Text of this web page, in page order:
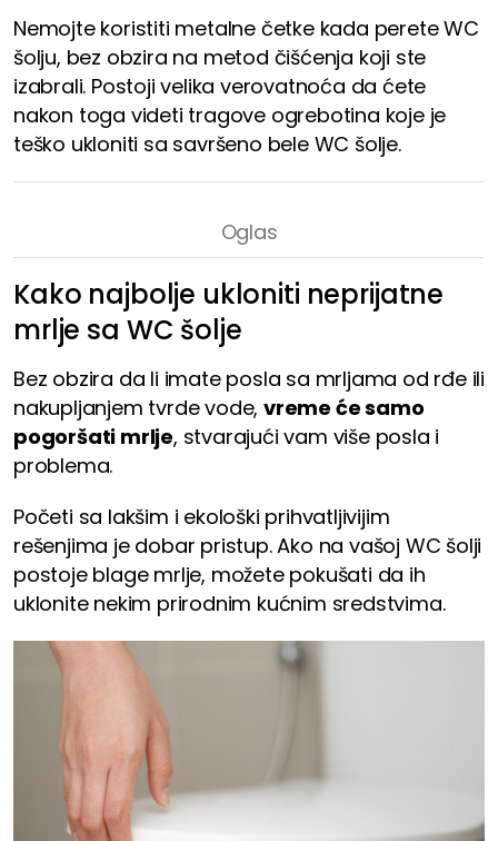
Nemojte koristiti metalne četke kada perete WC
šolju, bez obzira na metod čišćenja koji ste
izabrali. Postoji velika verovatnoća da ćete
nakon toga videti tragove ogrebotina koje je
teško ukloniti sa savršeno bele WC šolje.
Kako najbolje ukloniti neprijatne
mrlje sa WC šolje
Bez obzira da li imate posla sa mrljama od rđe ili
nakupljanjem tvrde vode,vreme će samo
pogoršati mrlje, stvarajući vam više posla i
problema.
Početi sa lakšim i ekološki prihvatljivijim
rešenjima je dobar pristup. Ako na vašoj WC šolji
postoje blage mrlje, možete pokušati da ih
uklonite nekim prirodnim kućnim sredstvima.